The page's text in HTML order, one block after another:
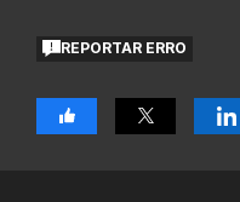
REPORTAR ERRO